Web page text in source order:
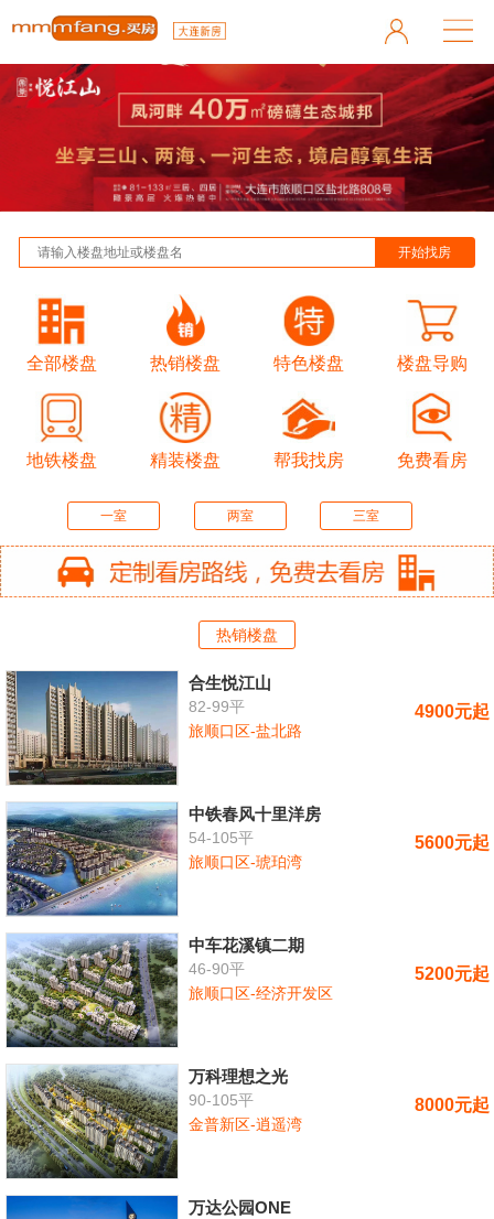
全部楼盘 热销楼盘 特色楼盘 楼盘导购
地铁楼盘 精装楼盘 帮我找房 免费看房
一室 两室 三室
热销楼盘
合生悦江山
82-99平
旅顺口区-盐北路
4900元起
中铁春风十里洋房
54-105平
旅顺口区-琥珀湾
5600元起
中车花溪镇二期
46-90平
旅顺口区-经济开发区
5200元起
万科理想之光
90-105平
金普新区-逍遥湾
8000元起
万达公园ONE